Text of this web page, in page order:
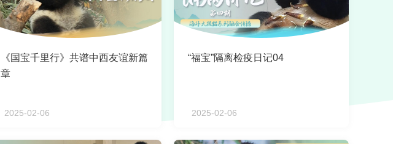
《国宝千里行》共谱中西友谊新篇
章
2025-02-06
“福宝”隔离检疫日记04
2025-02-06